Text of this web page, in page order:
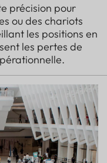
précision pour
ou des chariots
les positions en
les pertes de